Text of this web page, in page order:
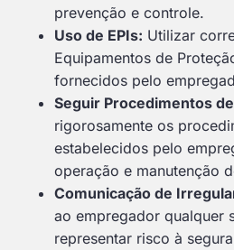
prevenção e controle.
Uso de EPIs: Utilizar
Equipamentos de
fornecidos pelo
Seguir Procedimentos
rigorosamente os
estabelecidos pelo
operação e manutenção
Comunicação de
ao empregador qualquer
representar risco à